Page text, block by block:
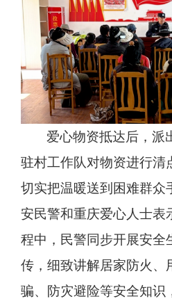
爱心物资抵达后，派
驻村工作队对物资进行清
切实把温暖送到困难群众
安民警和重庆爱心人士表
程中，民警同步开展安全
传，细致讲解居家防火、
骗、防灾避险等安全知识